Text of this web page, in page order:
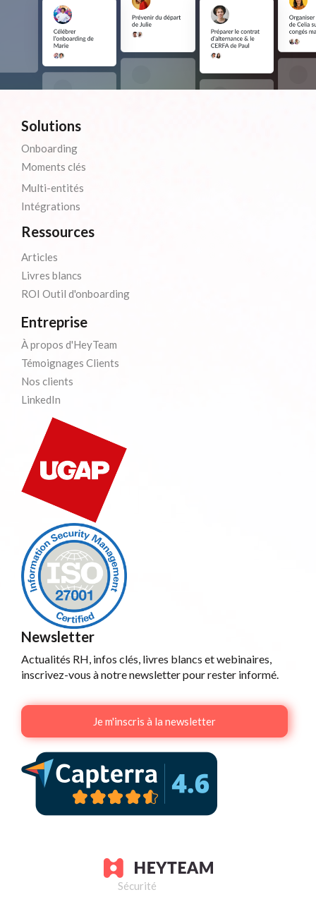
Solutions
Onboarding
Moments clés
Multi-entités
Intégrations
Ressources
Articles
Livres blancs
ROI Outil d'onboarding
Entreprise
À propos d'HeyTeam
Témoignages Clients
Nos clients
LinkedIn
Newsletter
Actualités RH, infos clés, livres blancs et webinaires,
inscrivez-vous à notre newsletter pour rester informé.
Je m'inscris à la newsletter
Sécurité